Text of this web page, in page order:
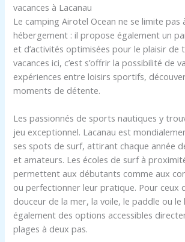
vacances à Lacanau
Le camping Airotel Ocean ne se limite pas
hébergement : il propose également un
et d’activités optimisées pour le plaisir de
vacances ici, c’est s’offrir la possibilité de
expériences entre loisirs sportifs,
moments de détente.
Les passionnés de sports nautiques y
jeu exceptionnel. Lacanau est
ses spots de surf, attirant chaque année
et amateurs. Les écoles de surf à
permettent aux débutants comme aux
ou perfectionner leur pratique. Pour ceux
douceur de la mer, la voile, le paddle ou le
également des options accessibles
plages à deux pas.